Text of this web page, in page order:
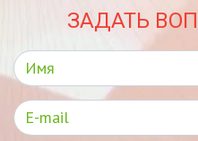
ЗАДАТЬ